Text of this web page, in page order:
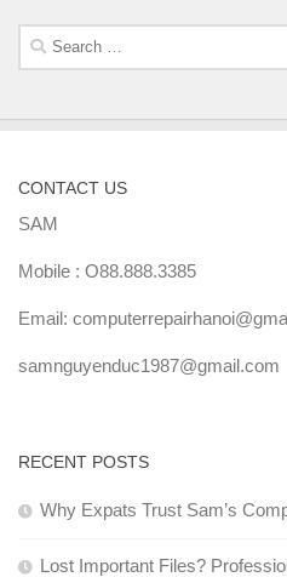
Search
for:
CONTACT US
SAM
Mobile : O88.888.3385
Email:
samnguyenduc1987@gmail.com
RECENT POSTS
Why Expats Trust Sam’s
Lost Important Files?